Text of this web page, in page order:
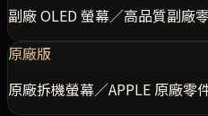
副廠 OLED 螢幕／高品質副廠
原廠版
原廠拆機螢幕／APPLE 原廠零